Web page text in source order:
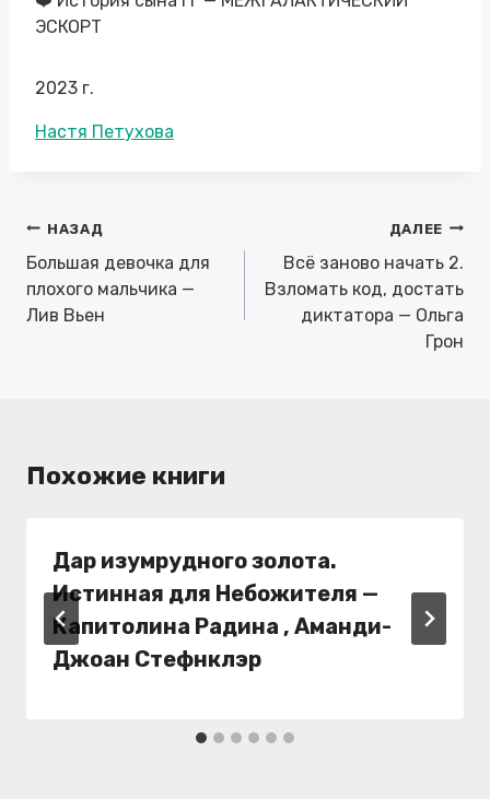
ЭСКОРТ
2023 г.
Метки
Настя Петухова
Навигация
по
записям
НАЗАД
Большая девочка для
плохого мальчика —
Лив Вьен
ДАЛЕЕ
Всё заново начать 2.
Взломать код, достать
диктатора — Ольга
Грон
Похожие книги
Дар изумрудного золота.
Истинная для Небожителя —
Капитолина Радина , Аманди-
Джоан Стефнклэр